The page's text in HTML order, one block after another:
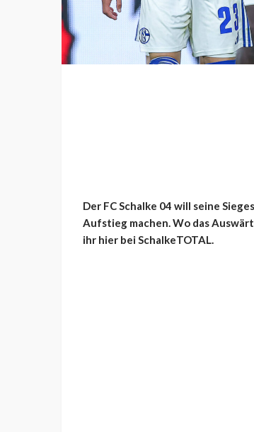
Der FC Schalke 04 will seine
Aufstieg machen. Wo das
ihr hier bei SchalkeTOTAL.